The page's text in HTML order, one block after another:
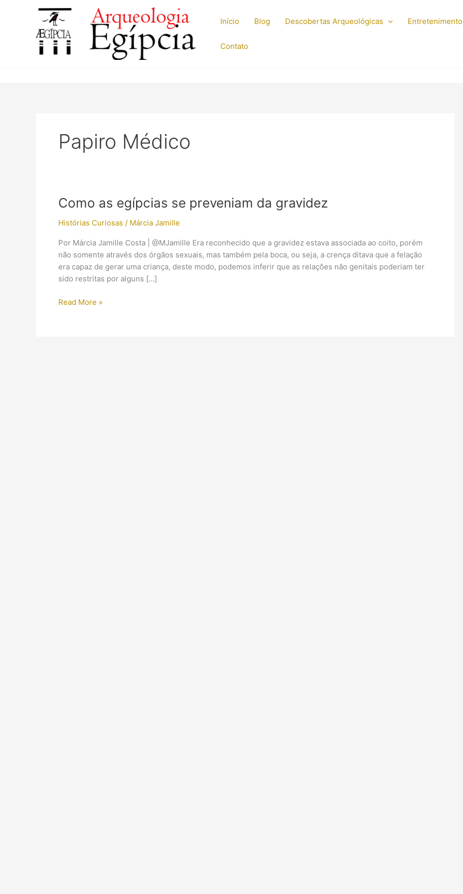
Início Blog Descobertas Arqueológicas Entretenimento
Contato
Papiro Médico
Como as egípcias se preveniam da gravidez
Histórias Curiosas / Márcia Jamille
Por Márcia Jamille Costa | @MJamille Era reconhecido que a gravidez estava associada ao coito, porém
não somente através dos órgãos sexuais, mas também pela boca, ou seja, a crença ditava que a felação
era capaz de gerar uma criança, deste modo, podemos inferir que as relações não genitais poderiam ter
sido restritas por alguns […]
Como
Read More »